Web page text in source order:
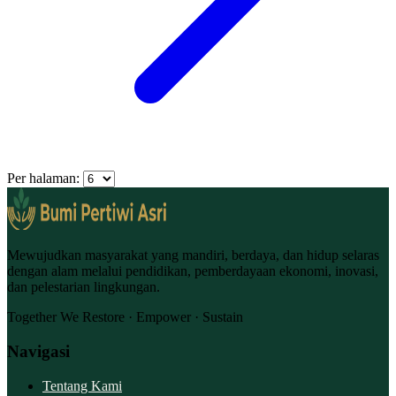
Per halaman:
Mewujudkan masyarakat yang mandiri, berdaya, dan hidup selaras
dengan alam melalui pendidikan, pemberdayaan ekonomi, inovasi,
dan pelestarian lingkungan.
Together We Restore · Empower · Sustain
Navigasi
Tentang Kami